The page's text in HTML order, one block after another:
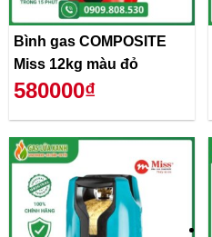
Bình gas COMPOSITE
Miss 12kg màu đỏ
580000₫